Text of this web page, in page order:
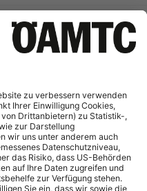
und Straßeninfrastruktur